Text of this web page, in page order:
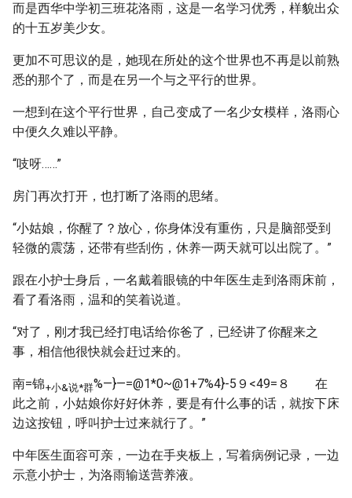
而是西华中学初三班花洛雨，这是一名学习优秀，样貌出众
的十五岁美少女。
更加不可思议的是，她现在所处的这个世界也不再是以前熟
悉的那个了，而是在另一个与之平行的世界。
一想到在这个平行世界，自己变成了一名少女模样，洛雨心
中便久久难以平静。
“吱呀……”
房门再次打开，也打断了洛雨的思绪。
“小姑娘，你醒了？放心，你身体没有重伤，只是脑部受到
轻微的震荡，还带有些刮伤，休养一两天就可以出院了。”
跟在小护士身后，一名戴着眼镜的中年医生走到洛雨床前，
看了看洛雨，温和的笑着说道。
“对了，刚才我已经打电话给你爸了，已经讲了你醒来之
事，相信他很快就会赶过来的。
南=锦+小&说*群%—}—=@1*0~@1+7%4}-5９<49=８ 在
此之前，小姑娘你好好休养，要是有什么事的话，就按下床
边这按钮，呼叫护士过来就行了。”
中年医生面容可亲，一边在手夹板上，写着病例记录，一边
示意小护士，为洛雨输送营养液。